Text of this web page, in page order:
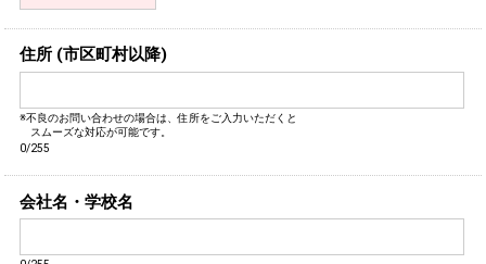
住所 (市区町村以降)
※不良のお問い合わせの場合は、住所をご入力いただくと
スムーズな対応が可能です。
0/255
会社名・学校名